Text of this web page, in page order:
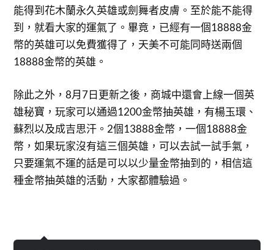
能得到花木蘭永久英雄或劍舞者皮膚。至於能不能得
到，就看大家的運氣了。畢竟，已經有一個18888金
幣的英雄可以免費獲得了，天美不可能同時送兩個
18888金幣的英雄。
除此之外，8月7日更新之後，商城中還會上線一個英
雄秘寶，玩家可以通過1200金幣抽英雄，有楊玉環、
蘇烈以及成吉思汗。2個13888金幣，一個18888金
幣，如果玩家沒有這三個英雄，可以去試一試手氣，
只要運氣不運的話是可以以少量金幣抽到的，相信這
種金幣抽英雄的活動，大家都體驗過。